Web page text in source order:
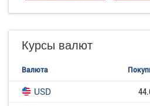
Курсы валют
Валюта
USD